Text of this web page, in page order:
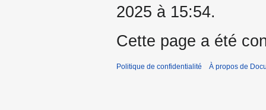
2025 à 15:54.
Cette page a été
Politique de confidentialité À propos de